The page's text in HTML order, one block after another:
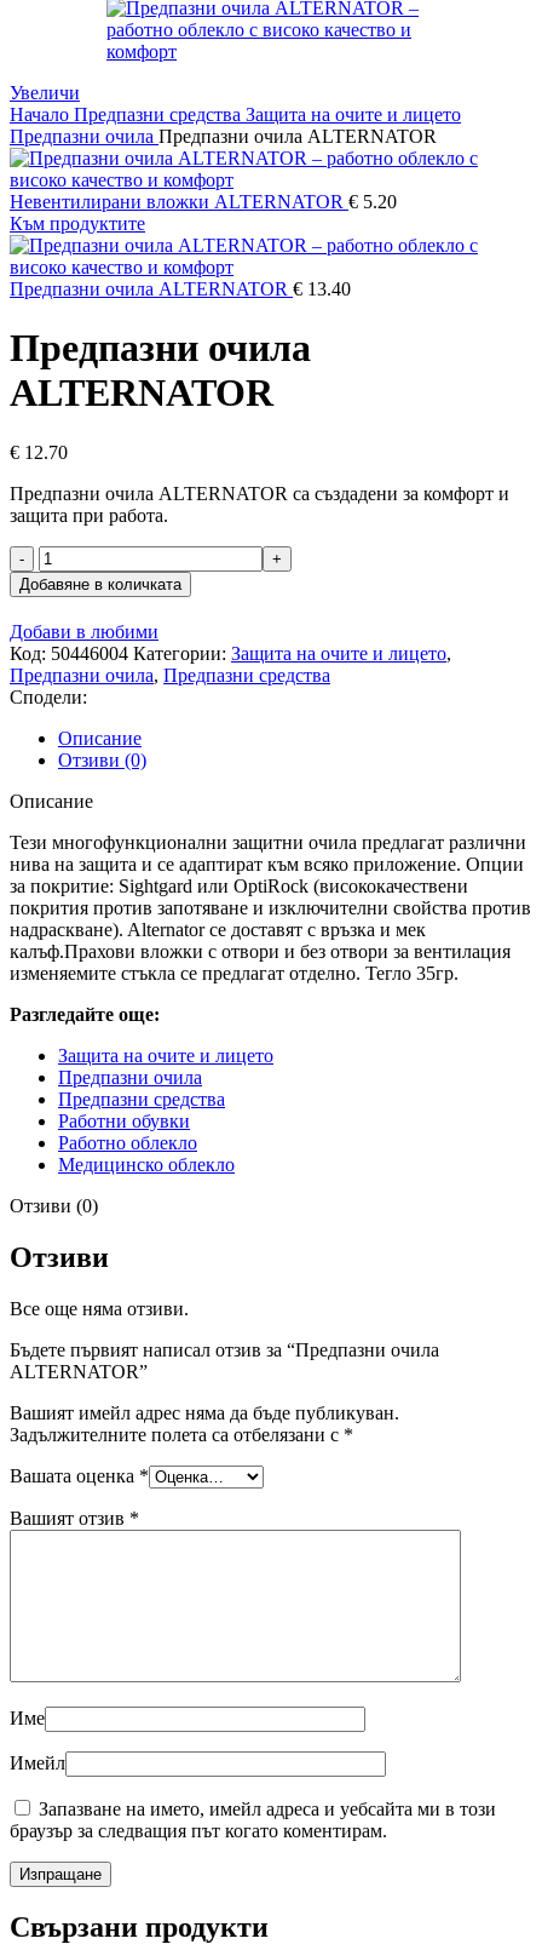
Увеличи
Начало Предпазни средства Защита на очите и лицето
Предпазни очила Предпазни очила ALTERNATOR
Невентилирани вложки ALTERNATOR € 5.20
Към продуктите
Предпазни очила ALTERNATOR € 13.40
Предпазни очила
ALTERNATOR
€ 12.70
Предпазни очила ALTERNATOR са създадени за комфорт и
защита при работа.
количество
за
Предпазни
очила
ALTERNATOR
Добавяне в количката
Добави в любими
Код: 50446004 Категории: Защита на очите и лицето,
Предпазни очила, Предпазни средства
Сподели:
Описание
Отзиви (0)
Описание
Тези многофункционални защитни очила предлагат различни
нива на защита и се адаптират към всяко приложение. Опции
за покритие: Sightgard или OptiRock (висококачествени
покрития против запотяване и изключителни свойства против
надраскване). Alternator се доставят с връзка и мек
калъф.Прахови вложки с отвори и без отвори за вентилация
изменяемите стъкла се предлагат отделно. Тегло 35гр.
Разгледайте още:
Защита на очите и лицето
Предпазни очила
Предпазни средства
Работни обувки
Работно облекло
Медицинско облекло
Отзиви (0)
Отзиви
Все още няма отзиви.
Бъдете първият написал отзив за “Предпазни очила
ALTERNATOR”
Вашият имейл адрес няма да бъде публикуван.
Задължителните полета са отбелязани с *
Вашата оценка *
Вашият отзив *
Име
Имейл
Запазване на името, имейл адреса и уебсайта ми в този
браузър за следващия път когато коментирам.
Свързани продукти